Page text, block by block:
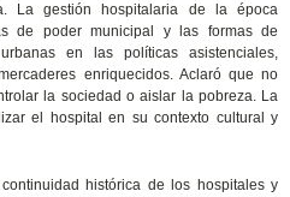
La gestión hospitalaria de la época
de poder municipal y las formas de
en las políticas asistenciales,
enriquecidos. Aclaró que no
la sociedad o aislar la pobreza. La
el hospital en su contexto cultural y
histórica de los hospitales y